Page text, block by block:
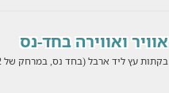
אוויר ואווירה בחד-נס
בקתות עץ ליד ארבל (בחד נס, במרחק של 19.2 ק"מ)